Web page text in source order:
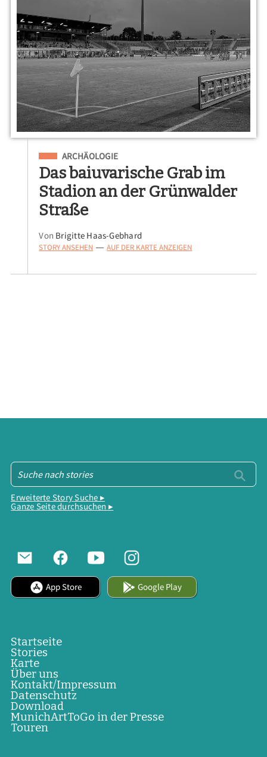
Eingeordnet unter
ARCHÄOLOGIE
Das baiuvarische Grab im
Stadion an der Grünwalder
Straße
Von Brigitte Haas-Gebhard
STORY ANSEHEN — AUF DER KARTE ANZEIGEN
Erweiterte Story Suche ▸
Ganze Seite durchsuchen ▸
App Store Google Play
Startseite
Stories
Karte
Über uns
Kontakt/Impressum
Datenschutz
Download
MunichArtToGo in der Presse
Touren